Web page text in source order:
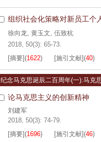
组织社会化策略对新员工
徐向龙, 黄玉文, 伍致杭
2018, 50(3): 65-73.
[摘要](1622) [施引文献](40)
纪念马克思诞辰二百周年(一):马克
论马克思主义的创新精神
刘建军
2018, 50(3): 74-79.
[摘要](1696) [施引文献](46)